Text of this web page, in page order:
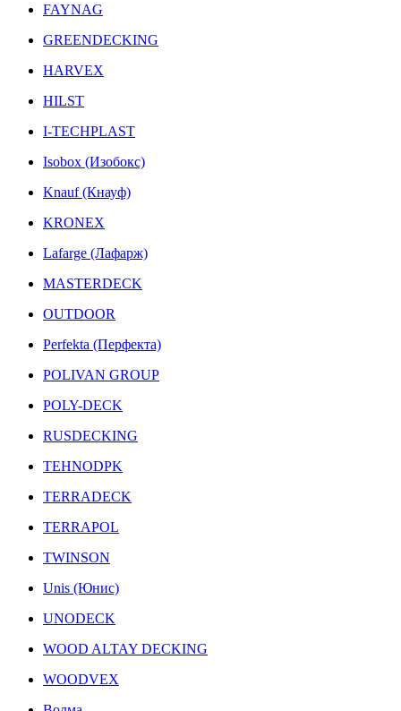
FAYNAG
GREENDECKING
HARVEX
HILST
I-TECHPLAST
Isobox (Изобокс)
Knauf (Кнауф)
KRONEX
Lafarge (Лафарж)
MASTERDECK
OUTDOOR
Perfekta (Перфекта)
POLIVAN GROUP
POLY-DECK
RUSDECKING
TEHNODPK
TERRADECK
TERRAPOL
TWINSON
Unis (Юнис)
UNODECK
WOOD ALTAY DECKING
WOODVEX